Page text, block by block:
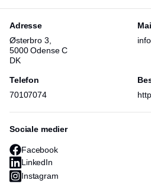
håndværktøj, værktøjsbælter
professionelle. Fristads
og sælger sine produkter via
forhandlernetværk.
Adresse
Østerbro 3,
5000 Odense C
DK
Telefon
70107074
Sociale medier
Facebook
LinkedIn
Instagram